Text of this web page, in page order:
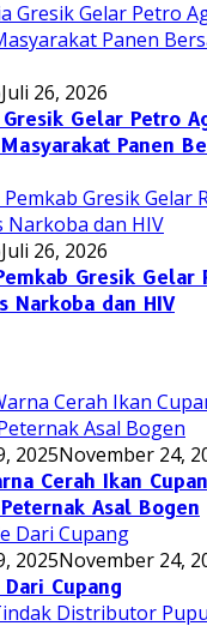
Juli 26, 2026
Gelar Petro
Panen
Juli 26, 2026
Gresik Gelar
Narkoba dan HIV
2025November 24,
Cerah Ikan
Asal Bogen
2025November 24,
Dari Cupang